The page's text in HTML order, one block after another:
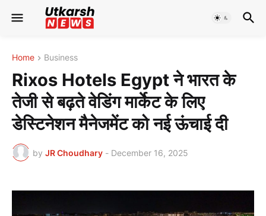
Home Business
Rixos Hotels Egypt ने भारत के
तेजी से बढ़ते वेडिंग मार्केट के लिए
डेस्टिनेशन मैनेजमेंट को नई ऊंचाई दी
by JR Choudhary - December 16, 2025